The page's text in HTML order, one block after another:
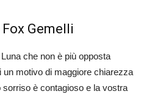
Gemelli
che non è più opposta
un motivo di maggiore chiarezza
è contagioso e la vostra